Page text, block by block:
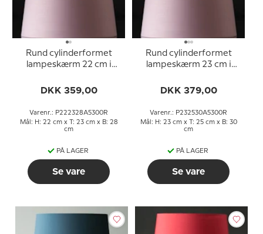
Rund cylinderformet
lampeskærm 22 cm i
DKK 359,00
Varenr.: P222328A5300R
Mål: H: 22 cm x T: 23 cm x B: 28
cm
PÅ LAGER
Se vare
Rund cylinderformet
lampeskærm 23 cm i
DKK 379,00
Varenr.: P232530A5300R
Mål: H: 23 cm x T: 25 cm x B: 30
cm
PÅ LAGER
Se vare